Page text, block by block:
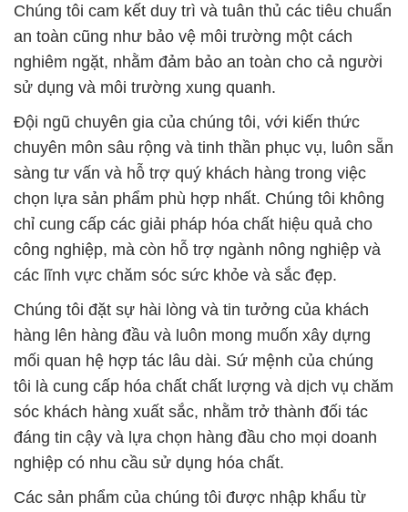
Chúng tôi cam kết duy trì và tuân thủ các tiêu chuẩn
an toàn cũng như bảo vệ môi trường một cách
nghiêm ngặt, nhằm đảm bảo an toàn cho cả người
sử dụng và môi trường xung quanh.
Đội ngũ chuyên gia của chúng tôi, với kiến thức
chuyên môn sâu rộng và tinh thần phục vụ, luôn sẵn
sàng tư vấn và hỗ trợ quý khách hàng trong việc
chọn lựa sản phẩm phù hợp nhất. Chúng tôi không
chỉ cung cấp các giải pháp hóa chất hiệu quả cho
công nghiệp, mà còn hỗ trợ ngành nông nghiệp và
các lĩnh vực chăm sóc sức khỏe và sắc đẹp.
Chúng tôi đặt sự hài lòng và tin tưởng của khách
hàng lên hàng đầu và luôn mong muốn xây dựng
mối quan hệ hợp tác lâu dài. Sứ mệnh của chúng
tôi là cung cấp hóa chất chất lượng và dịch vụ chăm
sóc khách hàng xuất sắc, nhằm trở thành đối tác
đáng tin cậy và lựa chọn hàng đầu cho mọi doanh
nghiệp có nhu cầu sử dụng hóa chất.
Các sản phẩm của chúng tôi được nhập khẩu từ